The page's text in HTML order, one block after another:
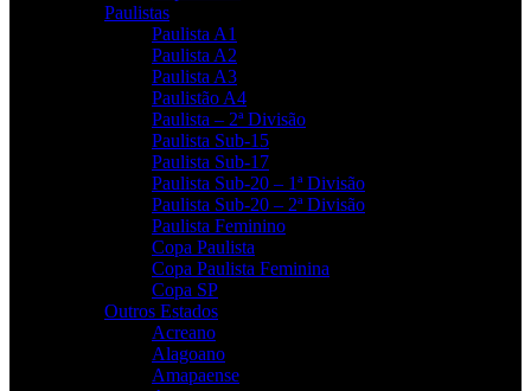
Paulistas
Paulista A1
Paulista A2
Paulista A3
Paulistão A4
Paulista – 2ª Divisão
Paulista Sub-15
Paulista Sub-17
Paulista Sub-20 – 1ª Divisão
Paulista Sub-20 – 2ª Divisão
Paulista Feminino
Copa Paulista
Copa Paulista Feminina
Copa SP
Outros Estados
Acreano
Alagoano
Amapaense